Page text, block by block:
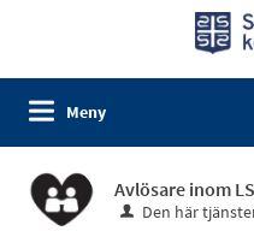
Meny
Avlösare inom
Den här